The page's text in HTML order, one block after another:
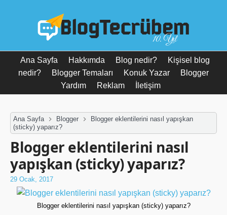
10. Yıl
Ana Sayfa Hakkımda Blog nedir?
Kişisel blog
nedir?
Blogger Temaları Konuk Yazar
Blogger
Yardım
Reklam İletişim
Ana Sayfa Blogger
Blogger eklentilerini nasıl yapışkan
(sticky) yaparız?
Blogger eklentilerini nasıl
yapışkan (sticky) yaparız?
29 Ocak, 2017
Blogger eklentilerini nasıl yapışkan (sticky) yaparız?